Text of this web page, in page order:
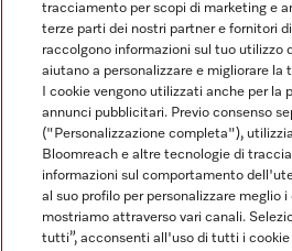
Modulo di recesso
Legge sui servizi digitali
Impostazioni dei cookie
FINANZIAMENTO FINO A 50 MESI
ZERO
tracciamento per scopi di marketing e
terze parti dei nostri partner e fornitori
raccolgono informazioni sul tuo utilizzo
aiutano a personalizzare e migliorare la
I cookie vengono utilizzati anche per la
annunci pubblicitari. Previo consenso
("Personalizzazione completa"),
Bloomreach e altre tecnologie di
informazioni sul comportamento
al suo profilo per personalizzare meglio
mostriamo attraverso vari canali.
tutti”, acconsenti all'uso di tutti i